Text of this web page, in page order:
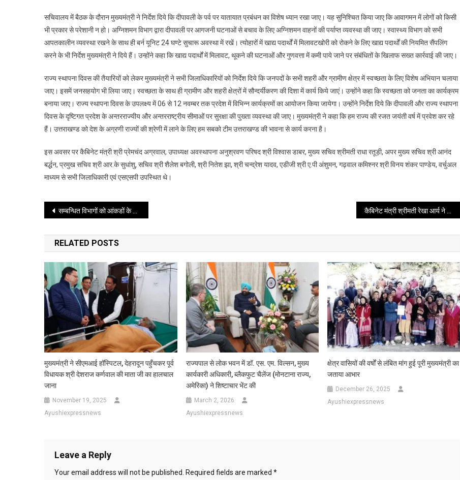
थूकने
की
घटनाओं
और
में
कमी
पाये
जाने
के
खिलाफ
सचिवालय में बैठक के दौरान मुख्यमंत्री ने निर्देश दिये कि दीपावली के पर्व पर यातायात प्रबंधन का विशेष ध्यान रखा जाए। यह सुनिश्चित किया जाए कि आवागमन में लोगों को किसी
भी प्रकार से परेशानी न हो। अग्निशमन विभाग द्वारा दीपावली पर आगजनी घटनाओं से बचाव के लिए अग्निशमन वाहनों की पर्याप्त व्यवस्था की जाए। स्वास्थ्य विभाग को सभी
आपतकालीन व्यवस्था रखने के साथ ही बर्न यूनिट 24 घण्टे सुचारू अवस्था में रखें। त्योहारों में खाद्य पदार्थों में मिलावटखोरी को रोकने के लिए खाद्य पदार्थों की नियमित सैंपलिंग
करने के भी निर्देश मुख्यमंत्री ने दिये हैं। उन्होंने कहा कि खाद्य पदार्थों में मिलावट, थूकने की घटनाओं और गुणवत्ता में कमी पाये जाने पर संबंधितों के खिलाफ सख्त कार्रवाई की जाए।
राज्य स्थापना दिवस की तैयारियों को लेकर मुख्यमंत्री ने सभी जिलाधिकारियों को निर्देश दिये कि जनपदों के सभी शहरी और ग्रामीण क्षेत्र में स्वच्छता के लिए विशेष अभियान चलाया
जाए। इसमें जनसहयोग भी लिया जाए। स्वच्छता के साथ ही ग्रामीण और शहरी क्षेत्रों में सौन्दर्यीकरण की दिशा में कार्य किये जाएं। उन्होंने कहा कि स्वच्छता को जनता का कार्यक्रम
बनाया जाए। राज्य स्थापना दिवस के उपलक्ष्य में 06 से 12 नवम्बर तक प्रदेश में विभिन्न कार्यक्रमों का आयोजन किया जायेगा। उन्होंने निर्देश दिये कि दीपावली और राज्य स्थापना
दिवस के दृष्टिगत प्रदेश के अन्तरराज्यीय और अन्तरराष्ट्रीय सीमाओं पर सुरक्षा की पुख्ता व्यवस्था की जाए। मुख्यमंत्री ने कहा कि हम राज्य की रजत जयंती वर्ष में प्रवेश कर रहे
हैं। उत्तराखण्ड को देश के अग्रणी राज्यों की श्रेणी में लाने के लिए हम सबको टीम उत्तराखण्ड की भावना से कार्य करना है।
इस अवसर पर कैबिनेट मंत्री श्री प्रेमचंद अग्रवाल, उपाध्यक्ष अवस्थापना अनुश्रवण परिषद श्री विश्वास डाबर, मुख्य सचिव श्रीमती राधा रतूड़ी, अपर मुख्य सचिव श्री आनंद
बर्द्धन, प्रमुख सचिव श्री आर.के सुधांशु, सचिव श्री शैलेश बगोली, श्री नितेश झा, श्री चन्द्रेश यादव, एडीजी श्री ए.पी अंशुमन, गढ़वाल कमिश्नर श्री विनय शंकर पाण्डेय, वर्चुअल
माध्यम से सभी जिलाधिकारी एवं एसएसपी उपस्थित थे।
Post
navigation
सम्बन्धित विभागों को आंकडों के साथ वर्किंग प्लान एक सप्ताह में प्रेषित करने के निर्देश
RELATED POSTS
मुख्यमंत्री ने सीएमआई हॉस्पिटल, देहरादून पहुँचकर पूर्व
विधायक श्री देशराज कर्णवाल की माता जी का हालचाल
जाना
November 19, 2025
Ayushiexpressnews
राज्यपाल से लोक भवन में डॉ. एस. एम. विल्सन, मुख्य
कार्यकारी अधिकारी, ब्लैकफुट चैलेंज (मोनटाना राज्य,
अमेरिका) ने शिष्टाचार भेंट की
March 2, 2026
Ayushiexpressnews
क्षेत्र वासियों की वर्षों से लंबित मांग हुई पूरी मुख्यमंत्री का
जताया आभार
December 26, 2025
Ayushiexpressnews
Leave a Reply
Your email address will not be published. Required fields are marked *